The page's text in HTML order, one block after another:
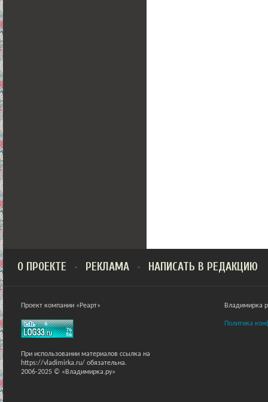
О ПРОЕКТЕ РЕКЛАМА НАПИСАТЬ В РЕДАКЦИЮ
Проект компании «Реарт»
При использовании материалов ссылка на
https://vladimirka.ru/ обязательна.
2006-2025 © «Владимирка.ру»
Владимирка
Политика